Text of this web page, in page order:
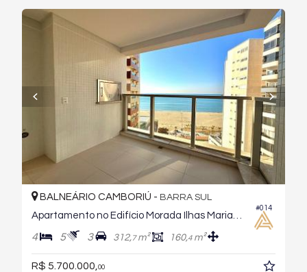
#014
BALNEÁRIO CAMBORIÚ - BARRA SUL
Apartamento no Edifício Morada Ilhas Marianas
4 5 3 312,7m² 160,4m²
R$ 5.700.000, 00